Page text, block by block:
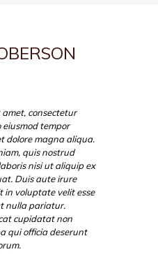
amet, consectetur
eiusmod tempor
dolore magna aliqua.
quis nostrud
nisi ut aliquip ex
Duis aute irure
in voluptate velit esse
nulla pariatur.
cupidatat non
qui officia deserunt